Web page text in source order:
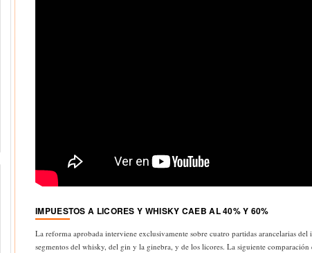
IMPUESTOS A LICORES Y WHISKY CAEB AL 40% Y 60%
La reforma aprobada interviene exclusivamente sobre cuatro partidas arancelarias
segmentos del whisky, del gin y la ginebra, y de los licores. La siguiente